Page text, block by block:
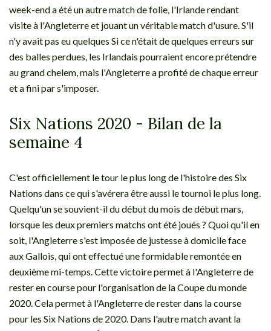
week-end a été un autre match de folie, l'Irlande rendant
visite à l'Angleterre et jouant un véritable match d'usure. S'il
n'y avait pas eu quelques Si ce n'était de quelques erreurs sur
des balles perdues, les Irlandais pourraient encore prétendre
au grand chelem, mais l'Angleterre a profité de chaque erreur
et a fini par s'imposer.
Six Nations 2020 - Bilan de la
semaine 4
C'est officiellement le tour le plus long de l'histoire des Six
Nations dans ce qui s'avérera être aussi le tournoi le plus long.
Quelqu'un se souvient-il du début du mois de début mars,
lorsque les deux premiers matchs ont été joués ? Quoi qu'il en
soit, l'Angleterre s'est imposée de justesse à domicile face
aux Gallois, qui ont effectué une formidable remontée en
deuxième mi-temps. Cette victoire permet à l'Angleterre de
rester en course pour l'organisation de la Coupe du monde
2020. Cela permet à l'Angleterre de rester dans la course
pour les Six Nations de 2020. Dans l'autre match avant la